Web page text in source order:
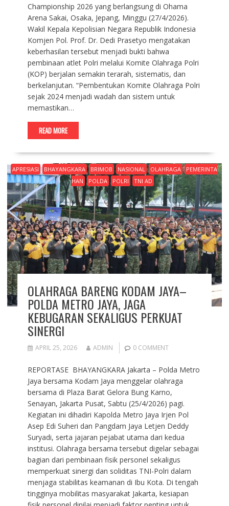
Championship 2026 yang berlangsung di Ohama
Arena Sakai, Osaka, Jepang, Minggu (27/4/2026).
Wakil Kepala Kepolisian Negara Republik Indonesia
Komjen Pol. Prof. Dr. Dedi Prasetyo mengatakan
keberhasilan tersebut menjadi bukti bahwa
pembinaan atlet Polri melalui Komite Olahraga Polri
(KOP) berjalan semakin terarah, sistematis, dan
berkelanjutan. “Pembentukan Komite Olahraga Polri
sejak 2024 menjadi wadah dan sistem untuk
memastikan…
READ MORE
APRESIASI BHAYANGKARA BRIMOB NASIONAL OLAHRAGA
PEMERINTA
HAN
POLDA POLRI TNI AD
OLAHRAGA BARENG KODAM JAYA–
POLDA METRO JAYA, JAGA
KEBUGARAN SEKALIGUS PERKUAT
SINERGI
APRIL 25, 2026 ADMIN 0 COMMENT
REPORTASE BHAYANGKARA Jakarta – Polda Metro
Jaya bersama Kodam Jaya menggelar olahraga
bersama di Plaza Barat Gelora Bung Karno,
Senayan, Jakarta Pusat, Sabtu (25/4/2026) pagi.
Kegiatan ini dihadiri Kapolda Metro Jaya Irjen Pol
Asep Edi Suheri dan Pangdam Jaya Letjen Deddy
Suryadi, serta jajaran pejabat utama dari kedua
institusi. Olahraga bersama tersebut digelar sebagai
bagian dari pembinaan fisik personel sekaligus
memperkuat sinergi dan soliditas TNI-Polri dalam
menjaga stabilitas keamanan di Ibu Kota. Di tengah
tingginya mobilitas masyarakat Jakarta, kesiapan